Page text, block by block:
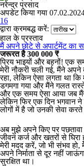
नरेन्द्र प्रसाद
अपडेट किया गया
16
द्वारा क्रमबद्ध करें:
हाल के प्रस्ताव
मैं अपने छोटे से अपार्टमेंट का
जरूरत है 300 000 ₹
प्रिय भाइयों और बहनों! एक
मेरी नौकरी चली गई, मैंने अपने
रहा, लेकिन ऐसा लगता था कि
डगमगा गया और मैंने गलत
और एक समय ऐसा आया जब
लेकिन फिर एक दिन भगवान ने
लोगों में है जो उनकी सेवा करते
अब मुझे अपने किए पर
जीवन कर्ज और खतरों से
मेरी मदद करें, जो भी संभव हो,
अपने निर्माता से दूर नहीं
सुरक्षित था।